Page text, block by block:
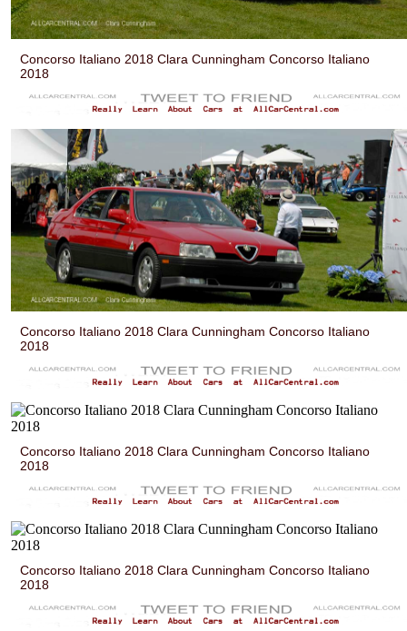
Concorso Italiano 2018 Clara Cunningham Concorso Italiano
2018
Concorso Italiano 2018 Clara Cunningham Concorso Italiano
2018
Concorso Italiano 2018 Clara Cunningham Concorso Italiano
2018
Concorso Italiano 2018 Clara Cunningham Concorso Italiano
2018